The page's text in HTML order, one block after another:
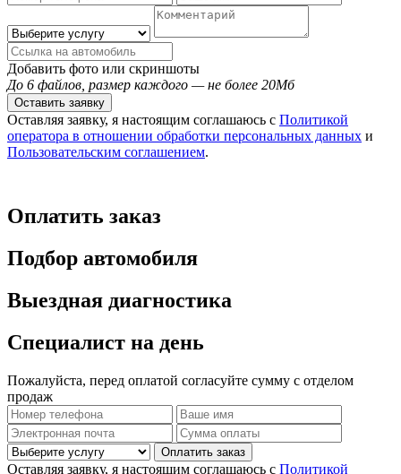
Добавить фото или скриншоты
До 6 файлов, размер каждого — не более 20Мб
Оставить заявку
Оставляя заявку, я настоящим соглашаюсь с Политикой
оператора в отношении обработки персональных данных и
Пользовательским соглашением.
Оплатить заказ
Подбор автомобиля
Выездная диагностика
Специалист на день
Пожалуйста, перед оплатой согласуйте сумму с отделом
продаж
Оплатить заказ
Оставляя заявку, я настоящим соглашаюсь с Политикой